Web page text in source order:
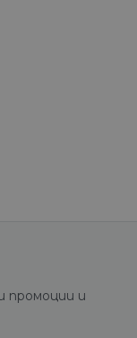
промоции и